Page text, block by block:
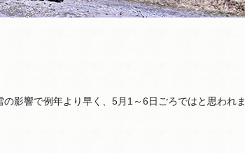
影響で例年より早く、5月1～6日ごろではと思われま